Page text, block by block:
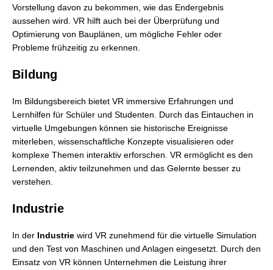
Vorstellung davon zu bekommen, wie das Endergebnis
aussehen wird. VR hilft auch bei der Überprüfung und
Optimierung von Bauplänen, um mögliche Fehler oder
Probleme frühzeitig zu erkennen.
Bildung
Im Bildungsbereich bietet VR immersive Erfahrungen und
Lernhilfen für Schüler und Studenten. Durch das Eintauchen in
virtuelle Umgebungen können sie historische Ereignisse
miterleben, wissenschaftliche Konzepte visualisieren oder
komplexe Themen interaktiv erforschen. VR ermöglicht es den
Lernenden, aktiv teilzunehmen und das Gelernte besser zu
verstehen.
Industrie
In der Industrie wird VR zunehmend für die virtuelle Simulation
und den Test von Maschinen und Anlagen eingesetzt. Durch den
Einsatz von VR können Unternehmen die Leistung ihrer